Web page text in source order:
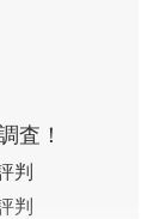
査！
判
判